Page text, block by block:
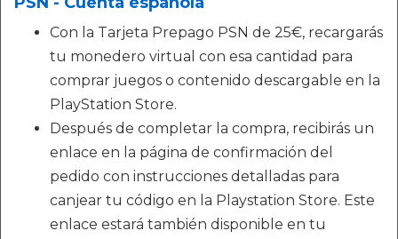
Con la Tarjeta Prepago PSN de 25€, recargarás
tu monedero virtual con esa cantidad para
comprar juegos o contenido descargable en la
PlayStation Store.
Después de completar la compra, recibirás un
enlace en la página de confirmación del
pedido con instrucciones detalladas para
canjear tu código en la Playstation Store. Este
enlace estará también disponible en tu